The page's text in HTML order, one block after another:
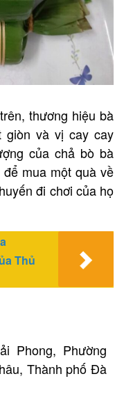
thương hiệu bà
giòn và vị cay cay
của chả bò bà
mua một quà về
đi chơi của họ
Thủ
Phong, Phường
Thành phố Đà